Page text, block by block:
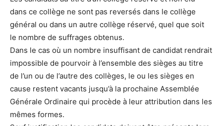
dans ce collège ne sont pas reversés dans le collège
général ou dans un autre collège réservé, quel que soit
le nombre de suffrages obtenus.
Dans le cas où un nombre insuffisant de candidat rendrait
impossible de pourvoir à l’ensemble des sièges au titre
de l’un ou de l’autre des collèges, le ou les sièges en
cause restent vacants jusqu’à la prochaine Assemblée
Générale Ordinaire qui procède à leur attribution dans les
mêmes formes.